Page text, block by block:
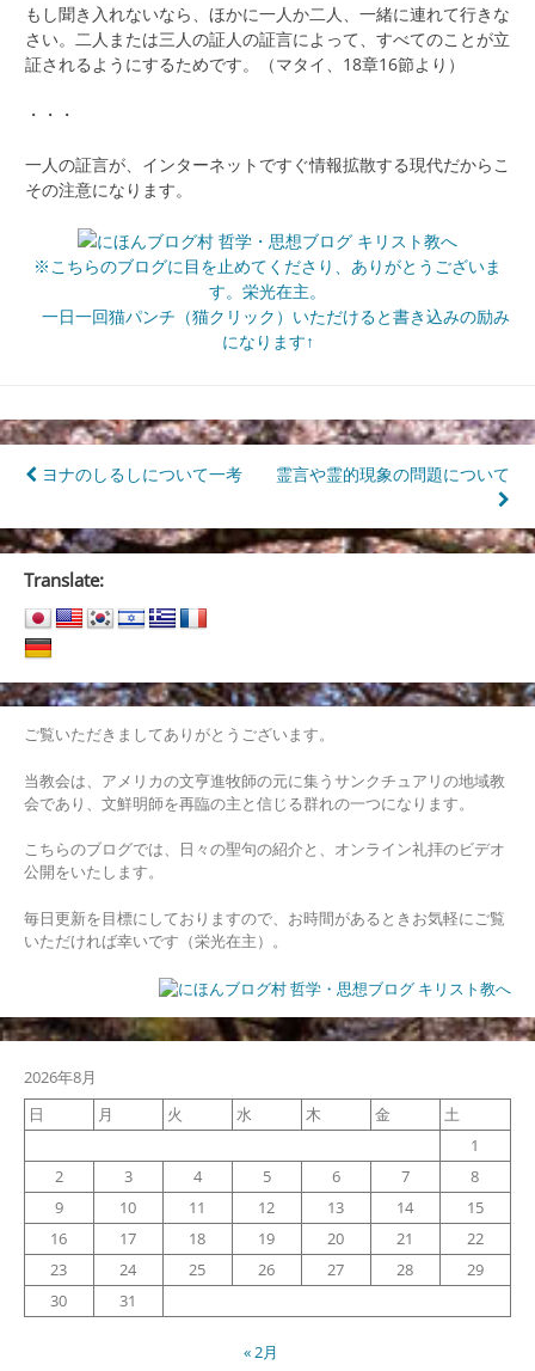
もし聞き入れないなら、ほかに一人か二人、一緒に連れて行きな
さい。二人または三人の証人の証言によって、すべてのことが立
証されるようにするためです。（マタイ、18章16節より）
・・・
一人の証言が、インターネットですぐ情報拡散する現代だからこ
その注意になります。
※こちらのブログに目を止めてくださり、ありがとうございま
す。栄光在主。
一日一回猫パンチ（猫クリック）いただけると書き込みの励み
になります↑
投
稿
ナ
ビ
ゲ
ー
シ
ョ
ン
ヨナのしるしについて一考 霊言や霊的現象の問題について
Translate:
ご覧いただきましてありがとうございます。
当教会は、アメリカの文亨進牧師の元に集うサンクチュアリの地域教
会であり、文鮮明師を再臨の主と信じる群れの一つになります。
こちらのブログでは、日々の聖句の紹介と、オンライン礼拝のビデオ
公開をいたします。
毎日更新を目標にしておりますので、お時間があるときお気軽にご覧
いただければ幸いです（栄光在主）。
2026年8月
日
月 火 水 木 金
土
1
2
3 4 5 6 7
8
9
10 11 12 13 14
15
16
17 18 19 20 21
22
23
24 25 26 27 28
29
30
31
« 2月